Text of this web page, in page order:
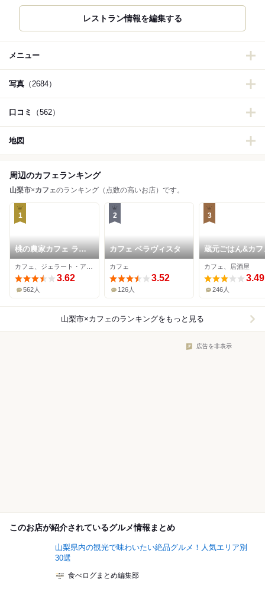
レストラン情報を編集する
メニュー
写真 （2684）
口コミ （562）
地図
周辺のカフェランキング
山梨市×カフェのランキング（点数の高いお店）です。
1
桃の農家カフェ ラペ
スカ
3.62
562人
2
カフェ ベラヴィスタ
カフェ
3.52
126人
3
蔵元ごはん&カフ
蔵 櫂
カフェ、居酒屋
3.49
246人
山梨市×カフェのランキングをもっと見る
広告を非表示
このお店が紹介されているグルメ情報まとめ
山梨県内の観光で味わいたい絶品グルメ！人気エリア別
30選
食べログまとめ編集部